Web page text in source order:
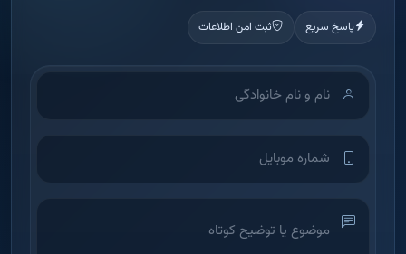
پاسخ سریع ثبت امن اطلاعات